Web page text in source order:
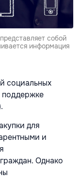
собой
информация
социальных
для
и
Однако